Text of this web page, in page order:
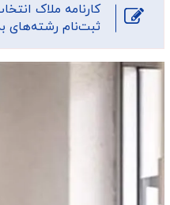
ثبت‌نام رشته‌های بدون